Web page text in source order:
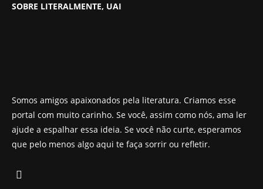
SOBRE LITERALMENTE, UAI
Somos amigos apaixonados pela literatura. Criamos esse
portal com muito carinho. Se você, assim como nós, ama ler
ajude a espalhar essa ideia. Se você não curte, esperamos
que pelo menos algo aqui te faça sorrir ou refletir.